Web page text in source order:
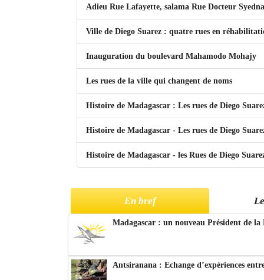
Adieu Rue Lafayette, salama Rue Docteur
Ville de Diego Suarez : quatre rues en
Inauguration du boulevard Mahamodo Mohajy
Les rues de la ville qui changent de noms
Histoire de Madagascar : Les rues de Diego
Histoire de Madagascar - Les rues de Diego
Histoire de Madagascar - les Rues de Diego
En bref
Madagascar : un nouveau Président de
Antsiranana : Echange d’expériences